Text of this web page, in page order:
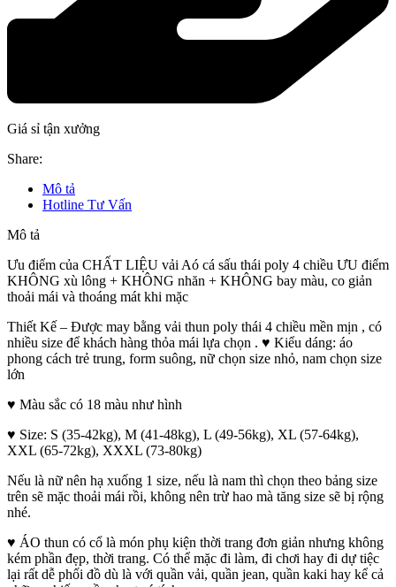
Giá sỉ tận xưởng
Share:
Mô tả
Hotline Tư Vấn
Mô tả
Ưu điểm của CHẤT LIỆU vải Aó cá sấu thái poly 4 chiều ƯU điểm
KHÔNG xù lông + KHÔNG nhăn + KHÔNG bay màu, co giản
thoải mái và thoáng mát khi mặc
Thiết Kế – Được may bằng vải thun poly thái 4 chiều mền mịn , có
nhiều size để khách hàng thỏa mái lựa chọn . ♥️ Kiểu dáng: áo
phong cách trẻ trung, form suông, nữ chọn size nhỏ, nam chọn size
lớn
♥️ Màu sắc có 18 màu như hình
♥️ Size: S (35-42kg), M (41-48kg), L (49-56kg), XL (57-64kg),
XXL (65-72kg), XXXL (73-80kg)
Nếu là nữ nên hạ xuống 1 size, nếu là nam thì chọn theo bảng size
trên sẽ mặc thoải mái rồi, không nên trừ hao mà tăng size sẽ bị rộng
nhé.
♥️ ÁO thun có cổ là món phụ kiện thời trang đơn giản nhưng không
kém phần đẹp, thời trang. Có thể mặc đi làm, đi chơi hay đi dự tiệc
lại rất dễ phối đồ dù là với quần vải, quần jean, quần kaki hay kể cả